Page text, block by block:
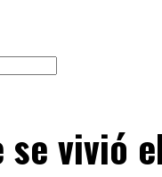
se vivió